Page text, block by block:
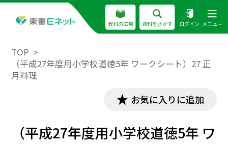
教科の広場 資料をさがす ログイン メニュー
TOP
（平成27年度用小学校道徳5年 ワークシート）27 正
月料理
お気に入りに追加
（平成27年度用小学校道徳5年 ワ